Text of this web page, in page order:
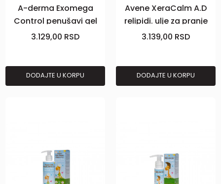
A-derma Exomega
Control penušavi gel
500 ml
3.129,00 RSD
DODAJTE U KORPU
Avene XeraCalm A.D
relipidi. ulje za pranje
400ml
3.139,00 RSD
DODAJTE U KORPU